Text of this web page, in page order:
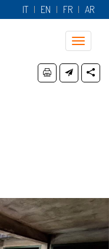
IT EN FR AR
Toggle